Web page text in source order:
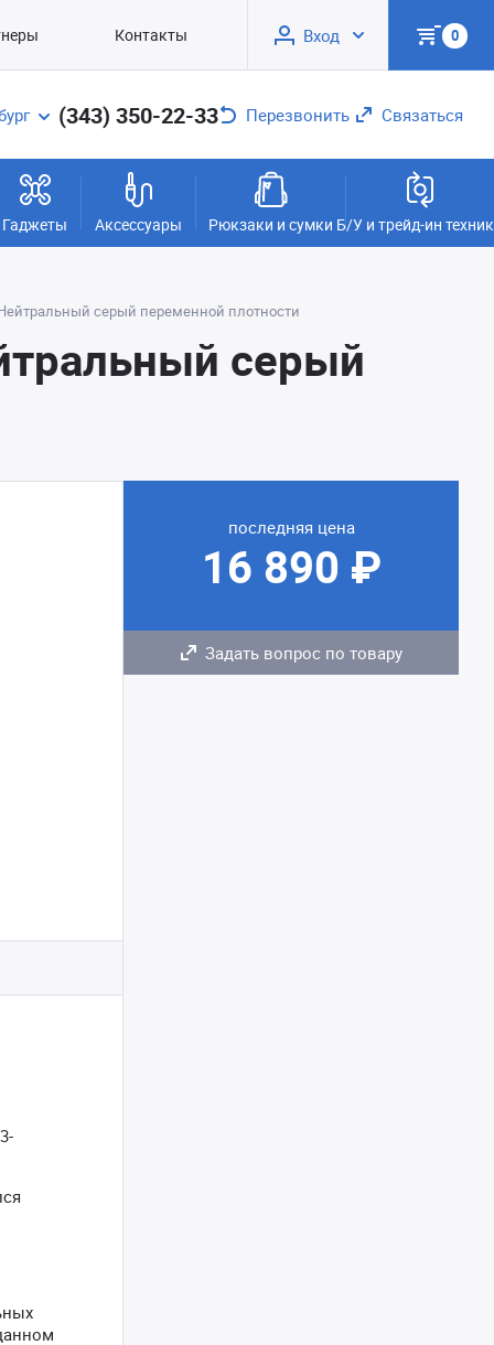
Контакты Вход 0
(343) 350-22-33 Перезвонить Связаться
Гаджеты Аксессуары Рюкзаки и сумки Б/У и трейд-ин
серый переменной плотности
серый
последняя цена
16 890 ₽
Задать вопрос по товару